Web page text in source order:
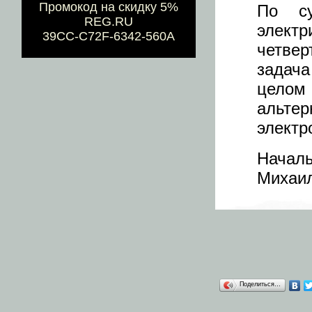
Промокод на скидку 5%
REG.RU
39CC-C72F-6342-560A
По
целом
Поделиться…